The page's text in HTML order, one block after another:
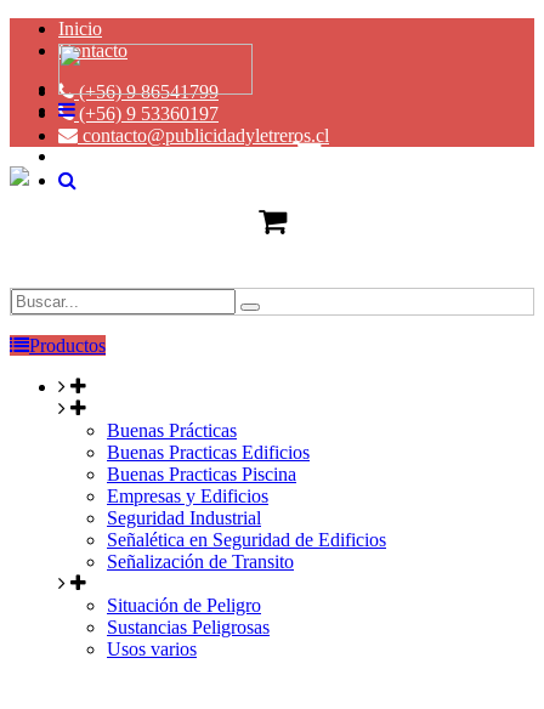
Inicio
Contacto
(+56) 9 86541799
(+56) 9 53360197
contacto@publicidadyletreros.cl
Productos
Buenas Prácticas
Buenas Practicas Edificios
Buenas Practicas Piscina
Empresas y Edificios
Seguridad Industrial
Señalética en Seguridad de Edificios
Señalización de Transito
Situación de Peligro
Sustancias Peligrosas
Usos varios